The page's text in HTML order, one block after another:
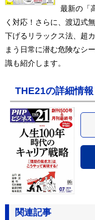
最新の「
く対応！さらに、渡辺式
下げるリラックス法、超
まう日常に潜む危険なシ
識も紹介します。
THE21の詳細情報
関連記事